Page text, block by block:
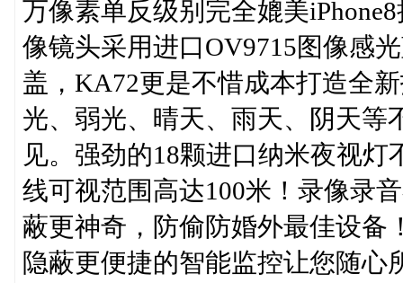
万像素单反级别完全媲美
像镜头采用进口OV9715图像感
盖，KA72更是不惜成本打造全
光、弱光、晴天、雨天、阴天等
见。强劲的18颗进口纳米夜视
线可视范围高达100米！录像录
蔽更神奇，防偷防婚外最佳设备
隐蔽更便捷的智能监控让您随